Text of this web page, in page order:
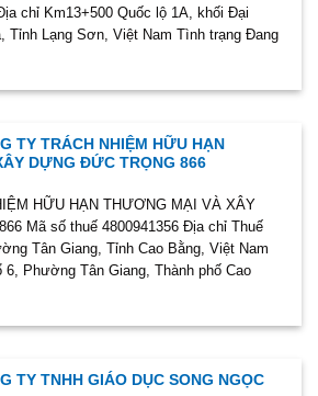
chỉ Km13+500 Quốc lộ 1A, khối Đại
Lạng Sơn, Việt Nam Tình trạng Đang
TY TRÁCH NHIỆM HỮU HẠN
DỰNG ĐỨC TRỌNG 866
HỮU HẠN THƯƠNG MẠI VÀ XÂY
Mã số thuế 4800941356 Địa chỉ Thuế
Tân Giang, Tỉnh Cao Bằng, Việt Nam
Phường Tân Giang, Thành phố Cao
TY TNHH GIÁO DỤC SONG NGỌC